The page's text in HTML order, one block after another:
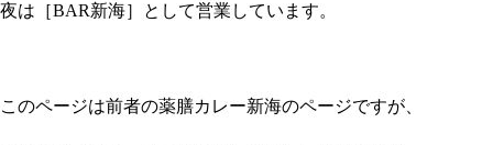
夜は［BAR新海］として営業しています。
このページは前者の薬膳カレー新海のページですが、